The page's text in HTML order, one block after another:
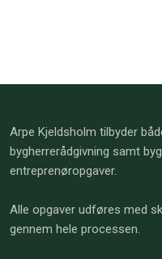
Arpe Kjeldsholm tilbyder
bygherrerådgivning samt
entreprenøropgaver.
Alle opgaver udføres med
gennem hele processen.